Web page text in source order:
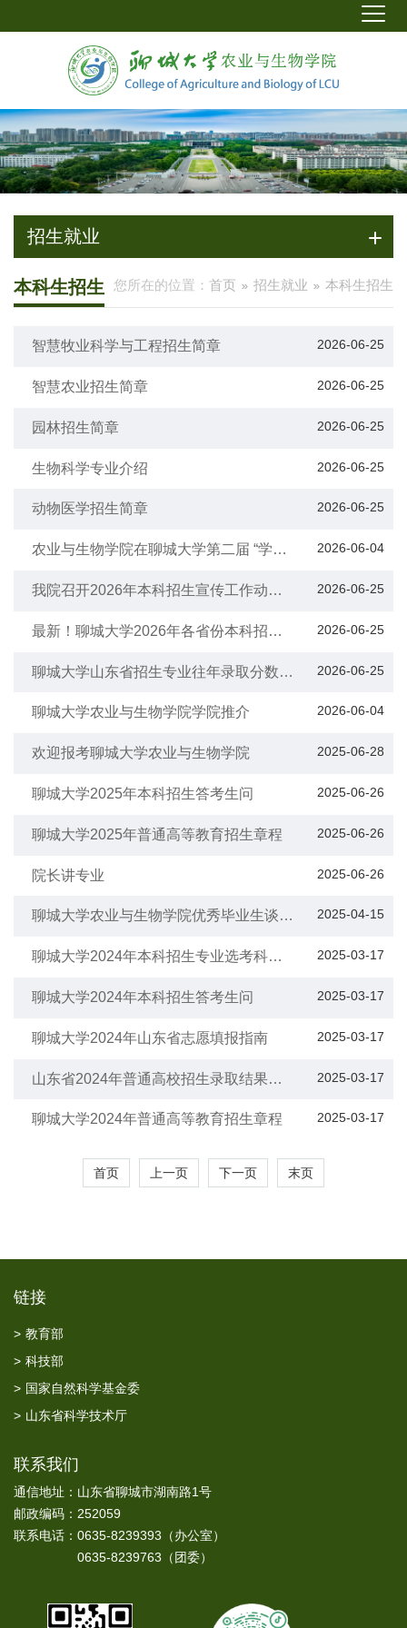
招生就业
您所在的位置： 首页 招生就业 本科生招生
本科生招生
2026-06-25
智慧牧业科学与工程招生简章
2026-06-25
智慧农业招生简章
2026-06-25
园林招生简章
2026-06-25
生物科学专业介绍
2026-06-25
动物医学招生简章
2026-06-04
农业与生物学院在聊城大学第二届 “学在
2026-06-25
我院召开2026年本科招生宣传工作动员
2026-06-25
最新！聊城大学2026年各省份本科招生
2026-06-25
聊城大学山东省招生专业往年录取分数及
2026-06-04
聊城大学农业与生物学院学院推介
2025-06-28
欢迎报考聊城大学农业与生物学院
2025-06-26
聊城大学2025年本科招生答考生问
2025-06-26
聊城大学2025年普通高等教育招生章程
2025-06-26
院长讲专业
2025-04-15
聊城大学农业与生物学院优秀毕业生谈专
2025-03-17
聊城大学2024年本科招生专业选考科目
2025-03-17
聊城大学2024年本科招生答考生问
2025-03-17
聊城大学2024年山东省志愿填报指南
2025-03-17
山东省2024年普通高校招生录取结果查
2025-03-17
聊城大学2024年普通高等教育招生章程
首页 上一页 下一页 末页
链接
> 教育部
> 科技部
> 国家自然科学基金委
> 山东省科学技术厅
联系我们
通信地址：山东省聊城市湖南路1号
邮政编码：252059
联系电话：0635-8239393（办公室）
0635-8239763（团委）